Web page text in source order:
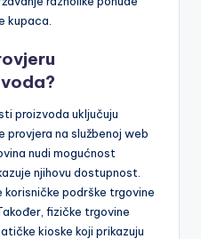
kupaca.
proizvoda uključuju
provjera na službenoj web
nudi mogućnost
njihovu dostupnost.
podrške trgovine
fizičke trgovine
kioske koji prikazuju